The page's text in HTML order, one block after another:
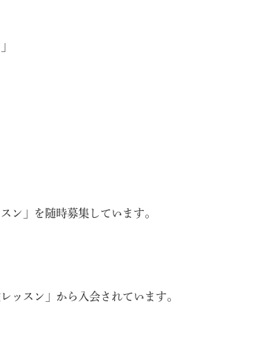
ン」 を随時募集しています。
ッスン」から入会されています。